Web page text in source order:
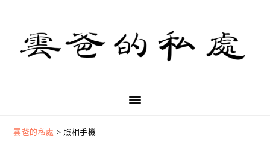
primary
navigation
content
primary
sidebar
雲爸的私處 > 照相手機